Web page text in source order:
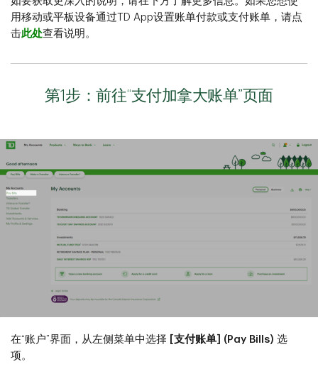
用移动或平板设备通过TD App设置账单付款或支付账单，请点
击此处查看说明。
第1步：前往“支付加拿大账单”页面
在“账户”界面，从左侧菜单中选择 [支付账单] (Pay Bills) 选
项。